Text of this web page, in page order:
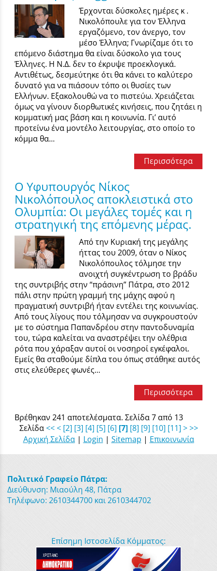
Έρχονται δύσκολες ημέρες κ .
Νικολόπουλε για τον Έλληνα
εργαζόμενο, τον άνεργο, τον
μέσο Έλληνα; Γνωρίζαμε ότι το
επόμενο διάστημα θα είναι δύσκολο για τους
Έλληνες. Η Ν.Δ. δεν το έκρυψε προεκλογικά.
Αντιθέτως, δεσμεύτηκε ότι θα κάνει το καλύτερο
δυνατό για να πιάσουν τόπο οι θυσίες των
Ελλήνων. Εξακολουθώ να το πιστεύω. Χρειάζεται
όμως να γίνουν διορθωτικές κινήσεις, που ζητάει η
κομματική μας βάση και η κοινωνία. Γι’ αυτό
προτείνω ένα μοντέλο λειτουργίας, στο οποίο το
κόμμα θα...
Περισσότερα
Ο Υφυπουργός Νίκος
Νικολόπουλος αποκλειστικά στο
Ολυμπία: Οι μεγάλες τομές και η
στρατηγική της επόμενης μέρας.
Από την Κυριακή της μεγάλης
ήττας του 2009, όταν ο Νίκος
Νικολόπουλος τόλμησε την
ανοιχτή συγκέντρωση το βράδυ
της συντριβής στην “πράσινη” Πάτρα, στο 2012
πάλι στην πρώτη γραμμή της μάχης αφού η
πραγματική συντριβή ήταν εντέλει της κοινωνίας.
Από τους λίγους που τόλμησαν να συγκρουστούν
με το σύστημα Παπανδρέου στην παντοδυναμία
του, τώρα καλείται να αναστρέψει την ολέθρια
ρότα που χάραξαν αυτοί οι νοσηροί εγκέφαλοι.
Εμείς θα σταθούμε δίπλα του όπως στάθηκε αυτός
στις ελεύθερες φωνές...
Περισσότερα
Βρέθηκαν 241 αποτελέσματα. Σελίδα 7 από 13
Σελίδα << < [2] [3] [4] [5] [6] [7] [8] [9] [10] [11] > >>
Αρχική Σελίδα| Login | Sitemap | Επικοινωνία
Πολιτικό Γραφείο Πάτρα:
Διεύθυνση: Μιαούλη 48, Πάτρα
Τηλέφωνο: 2610344700 και 2610344702
Επίσημη Ιστοσελίδα Κόμματος: